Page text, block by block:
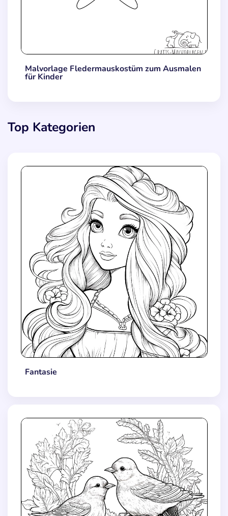
Malvorlage Fledermauskostüm zum Ausmalen
für Kinder
Top Kategorien
Fantasie